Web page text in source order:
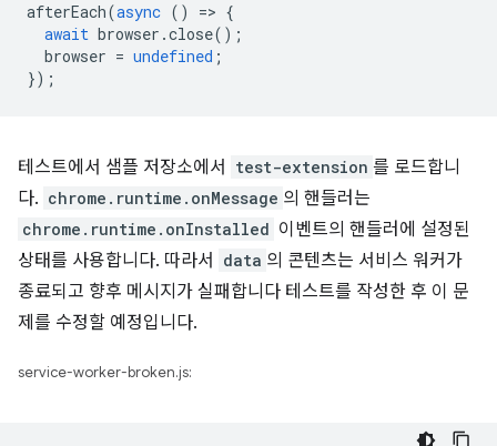
afterEach(async () => {
await browser .close();
browser = undefined ;
});
테스트에서 샘플 저장소에서 test-extension 를 로드합니
다. chrome.runtime.onMessage 의 핸들러는
chrome.runtime.onInstalled 이벤트의 핸들러에 설정된
상태를 사용합니다. 따라서
data 의 콘텐츠는 서비스 워커가
종료되고 향후 메시지가 실패합니다 테스트를 작성한 후 이 문
제를 수정할 예정입니다.
service-worker-broken.js: